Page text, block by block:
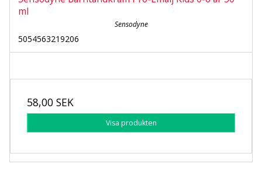
ml
Sensodyne
5054563219206
58,00 SEK
Visa produkten